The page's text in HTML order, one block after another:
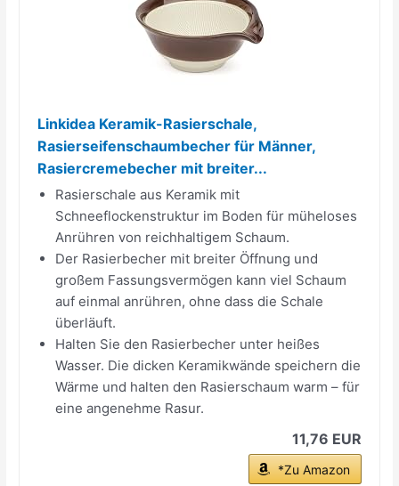
Linkidea Keramik-Rasierschale,
Rasierseifenschaumbecher für Männer,
Rasiercremebecher mit breiter...
Rasierschale aus Keramik mit
Schneeflockenstruktur im Boden für müheloses
Anrühren von reichhaltigem Schaum.
Der Rasierbecher mit breiter Öffnung und
großem Fassungsvermögen kann viel Schaum
auf einmal anrühren, ohne dass die Schale
überläuft.
Halten Sie den Rasierbecher unter heißes
Wasser. Die dicken Keramikwände speichern die
Wärme und halten den Rasierschaum warm – für
eine angenehme Rasur.
11,76 EUR
*Zu Amazon